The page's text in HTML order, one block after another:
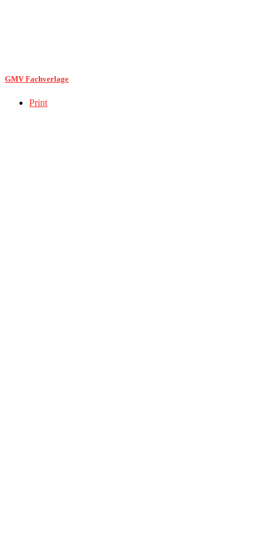
GMV Fachverlage
Print